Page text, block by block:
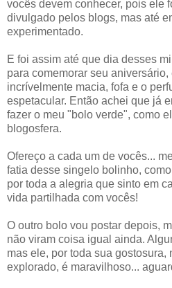
vocês devem conhecer, pois ele
divulgado pelos blogs, mas até
experimentado.
E foi assim até que dia desses
para comemorar seu
incrívelmente macia, fofa e o
espetacular. Então achei que já
fazer o meu "bolo verde", como
blogosfera.
Ofereço a cada um de vocês...
fatia desse singelo bolinho,
por toda a alegria que sinto em
vida partilhada com vocês!
O outro bolo vou postar depois,
não viram coisa igual ainda.
mas ele, por toda sua gostosura,
explorado, é maravilhoso...